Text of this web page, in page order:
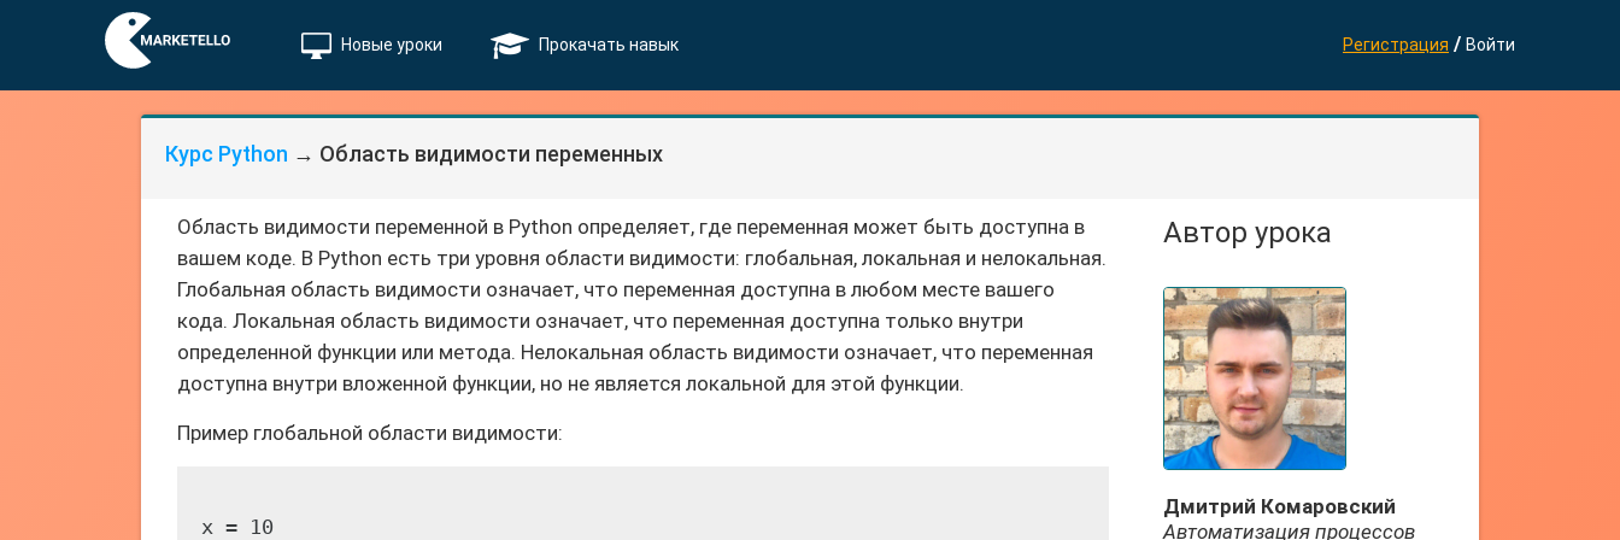
Новые уроки Прокачать навык Регистрация / Войти
Курс Python → Область видимости переменных
Область видимости переменной в Python определяет, где переменная может быть доступна в
вашем коде. В Python есть три уровня области видимости: глобальная, локальная и нелокальная.
Глобальная область видимости означает, что переменная доступна в любом месте вашего
кода. Локальная область видимости означает, что переменная доступна только внутри
определенной функции или метода. Нелокальная область видимости означает, что переменная
доступна внутри вложенной функции, но не является локальной для этой функции.
Пример глобальной области видимости:
x = 10
Автор урока
Дмитрий Комаровский
Автоматизация процессов